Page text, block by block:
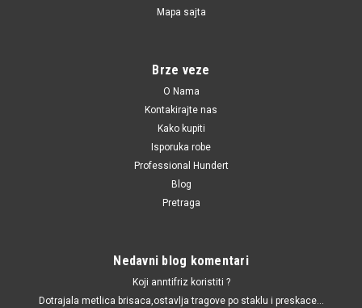
Mapa sajta
Brze veze
O Nama
Kontakirajte nas
Kako kupiti
Isporuka robe
Professional Hundert
Blog
Pretraga
Nedavni blog komentari
Koji anntifriz koristiti ?
Dotrajala metlica brisaca,ostavlja tragove po staklu i preskace...